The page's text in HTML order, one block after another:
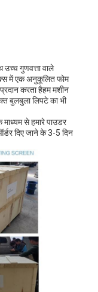
उच्च गुणवत्ता वाले
में एक अनुकूलित फोम
करता हैहम मशीन
बुलबुला लिपटे का भी
से हमारे पाउडर
दिए जाने के 3-5 दिन